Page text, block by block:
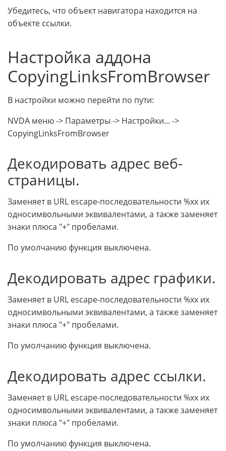
Убедитесь, что объект навигатора находится на
объекте ссылки.
Настройка аддона
CopyingLinksFromBrowser
В настройки можно перейти по пути:
NVDA меню -> Параметры -> Настройки... ->
CopyingLinksFromBrowser
Декодировать адрес веб-
страницы.
Заменяет в URL escape-последовательности %xx их
односимвольными эквивалентами, а также заменяет
знаки плюса "+" пробелами.
По умолчанию функция выключена.
Декодировать адрес графики.
Заменяет в URL escape-последовательности %xx их
односимвольными эквивалентами, а также заменяет
знаки плюса "+" пробелами.
По умолчанию функция выключена.
Декодировать адрес ссылки.
Заменяет в URL escape-последовательности %xx их
односимвольными эквивалентами, а также заменяет
знаки плюса "+" пробелами.
По умолчанию функция выключена.